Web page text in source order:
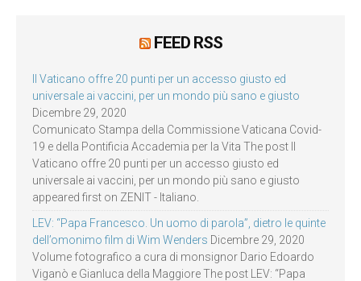
FEED RSS
Il Vaticano offre 20 punti per un accesso giusto ed
universale ai vaccini, per un mondo più sano e giusto
Dicembre 29, 2020
Comunicato Stampa della Commissione Vaticana Covid-
19 e della Pontificia Accademia per la Vita The post Il
Vaticano offre 20 punti per un accesso giusto ed
universale ai vaccini, per un mondo più sano e giusto
appeared first on ZENIT - Italiano.
LEV: “Papa Francesco. Un uomo di parola”, dietro le quinte
dell’omonimo film di Wim Wenders Dicembre 29, 2020
Volume fotografico a cura di monsignor Dario Edoardo
Viganò e Gianluca della Maggiore The post LEV: “Papa